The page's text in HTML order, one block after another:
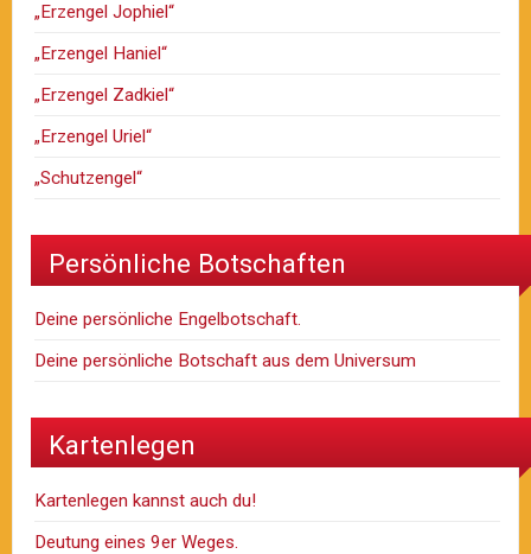
„Erzengel Jophiel“
„Erzengel Haniel“
„Erzengel Zadkiel“
„Erzengel Uriel“
„Schutzengel“
Persönliche Botschaften
Deine persönliche Engelbotschaft.
Deine persönliche Botschaft aus dem Universum
Kartenlegen
Kartenlegen kannst auch du!
Deutung eines 9er Weges.